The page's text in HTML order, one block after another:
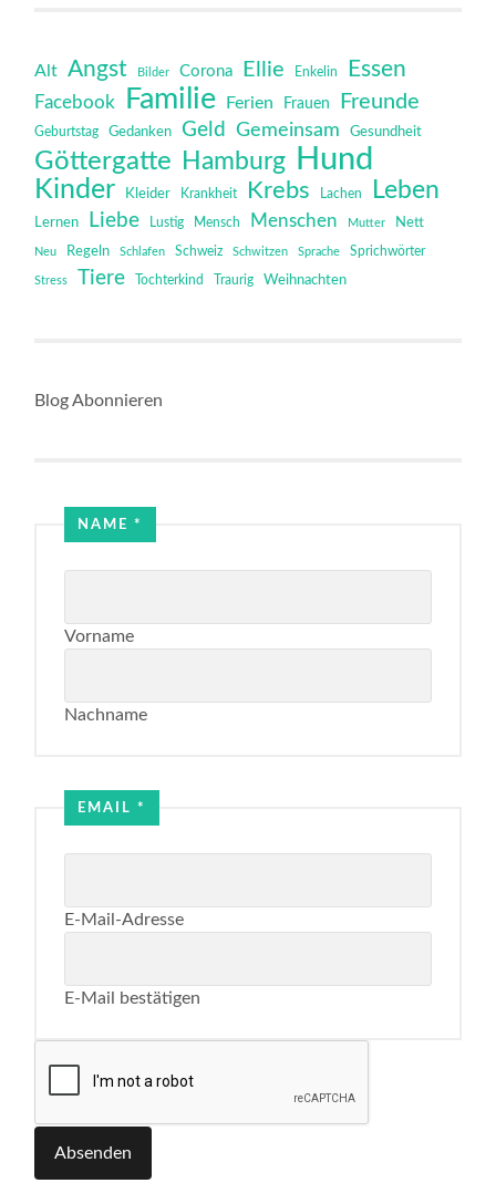
Alt Angst Bilder Corona Ellie Enkelin Essen
Facebook Familie Ferien Frauen Freunde
Geburtstag Gedanken Geld Gemeinsam Gesundheit
Göttergatte Hamburg Hund
Kinder Kleider Krankheit Krebs Lachen Leben
Lernen Liebe Lustig Mensch Menschen Mutter Nett
Neu Regeln Schlafen Schweiz Schwitzen Sprache Sprichwörter
Stress Tiere Tochterkind Traurig Weihnachten
Blog Abonnieren
NAME*
Vorname
Nachname
Name
EMAIL*
E-Mail-Adresse
E-Mail bestätigen
Absenden